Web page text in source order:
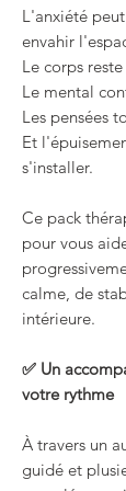
L'anxiété
envahir
Le corps
Le mental
Les pensées
Et
s'installer.
Ce pack
pour vous
calme, de
intérieure.
✅ Un
votre rythme
À travers un
guidé et